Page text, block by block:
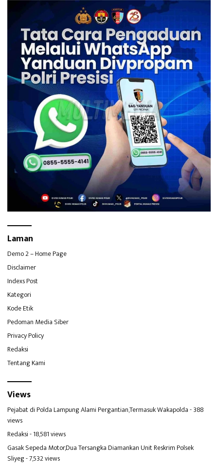
Laman
Demo 2 – Home Page
Disclaimer
Indexs Post
Kategori
Kode Etik
Pedoman Media Siber
Privacy Policy
Redaksi
Tentang Kami
Views
Pejabat di Polda Lampung Alami Pergantian,Termasuk Wakapolda- 388
views
Redaksi- 18,581 views
Gasak Sepeda Motor,Dua Tersangka Diamankan Unit Reskrim Polsek
Sliyeg- 7,532 views